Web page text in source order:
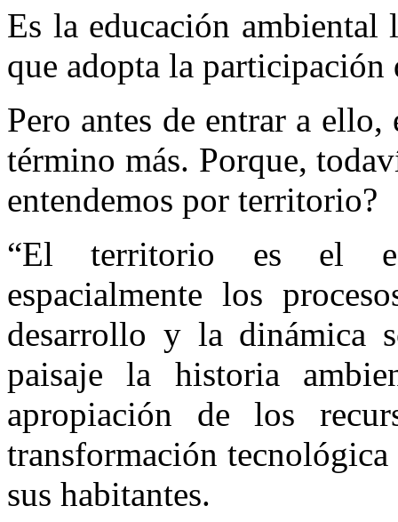
Es la educación
que adopta la participación
Pero antes de entrar a
término más. Porque,
entendemos por territorio?
“El territorio es el
espacialmente los
desarrollo y la dinámica
paisaje la historia
apropiación de los
transformación
sus habitantes.